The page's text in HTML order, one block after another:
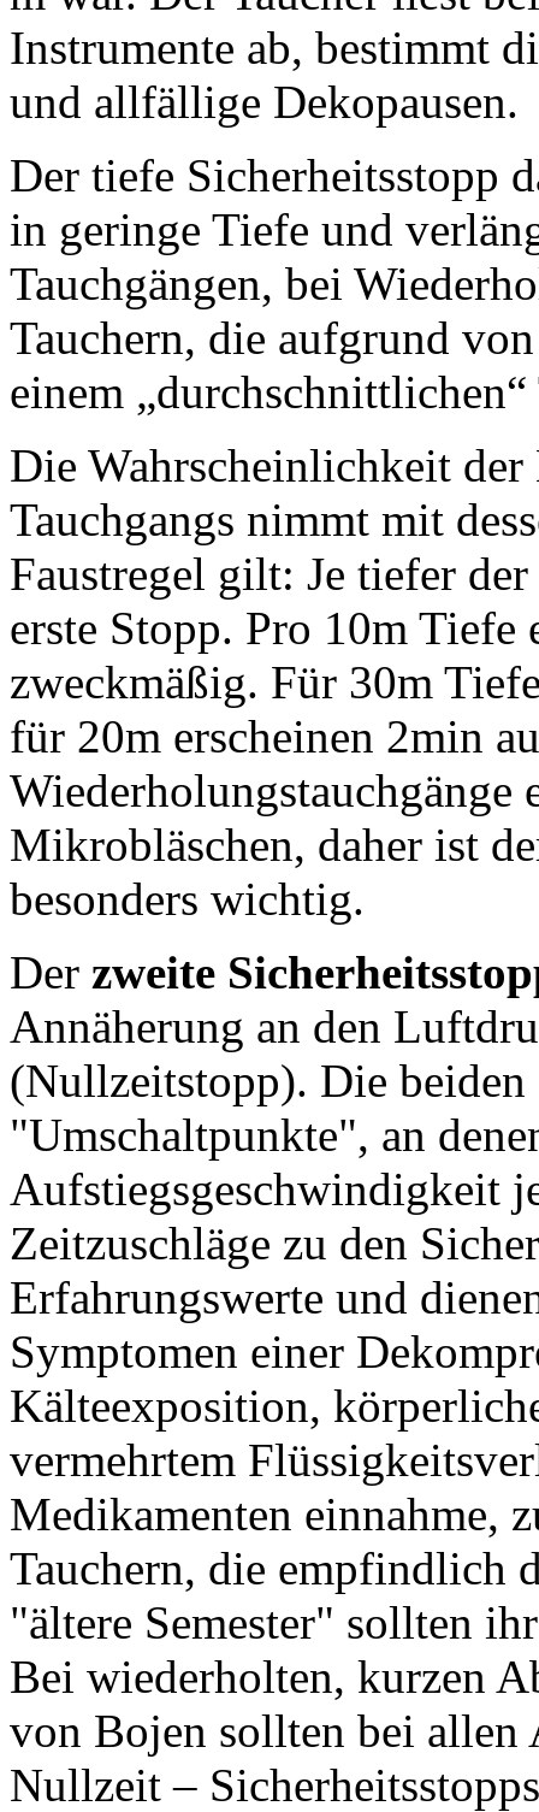
Instrumente ab, bestimmt
und allfällige Dekopausen.
Der tiefe Sicherheitsstopp
in geringe Tiefe und
Tauchgängen, bei
Tauchern, die aufgrund
einem
Die Wahrscheinlichkeit
Tauchgangs nimmt mit
Faustregel gilt: Je tiefer
erste Stopp. Pro 10m
zweckmäßig. Für 30m
für 20m erscheinen 2min
Wiederholungstauchgänge
Mikrobläschen, daher ist
besonders wichtig.
Der zweite
Annäherung an den
(Nullzeitstopp). Die beiden
"Umschaltpunkte", an
Aufstiegsgeschwindigkeit
Zeitzuschläge zu den
Erfahrungswerte und
Symptomen einer
Kälteexposition,
vermehrtem
Medikamenten einnahme,
Tauchern, die empfindlich
"ältere Semester" sollten
Bei wiederholten, kurzen
von Bojen sollten bei allen
Nullzeit –